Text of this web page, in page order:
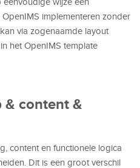
implementeren zonder
via zogenaamde layout
het OpenIMS template
& content &
content en functionele logica
Dit is een groot verschil